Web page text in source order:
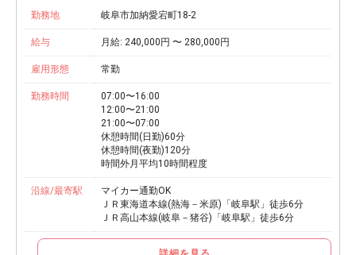
勤務地 岐阜市加納愛宕町18-2
給与 月給: 240,000円 〜 280,000円
雇用形態 常勤
勤務時間
07:00〜16:00
12:00〜21:00
21:00〜07:00
休憩時間(日勤)60分
休憩時間(夜勤)120分
時間外月平均10時間程度
沿線/最寄駅
マイカー通勤OK
ＪＲ東海道本線(熱海－米原)「岐阜駅」徒歩6分
ＪＲ高山本線(岐阜－猪谷)「岐阜駅」徒歩6分